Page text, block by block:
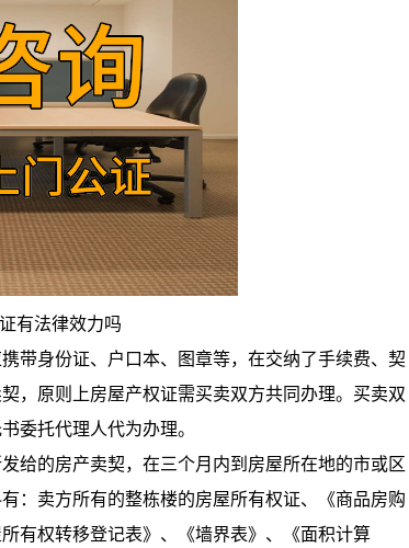
有法律效力吗
身份证、户口本、图章等，在交纳了手续费、契
，原则上房屋产权证需买卖双方共同办理。买卖双
委托代理人代为办理。
的房产卖契，在三个月内到房屋所在地的市或区
：卖方所有的整栋楼的房屋所有权证、《商品房购
有权转移登记表》、《墙界表》、《面积计算